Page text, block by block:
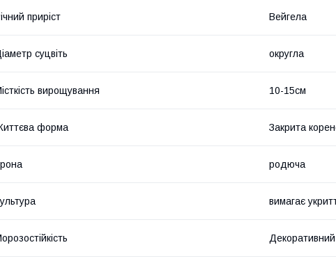
приріст Вейгела
суцвіть округла
вирощування 10-15см
форма Закрита
родюча
вимагає